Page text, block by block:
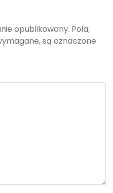
opublikowany. Pola,
są oznaczone